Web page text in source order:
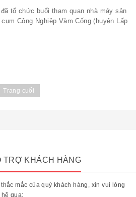
tổ chức buổi tham quan nhà máy sản
Công Nghiệp Vàm Cống (huyện Lấp
Trang cuối
TRỢ KHÁCH HÀNG
thắc mắc của quý khách hàng, xin vui lòng
hệ qua: